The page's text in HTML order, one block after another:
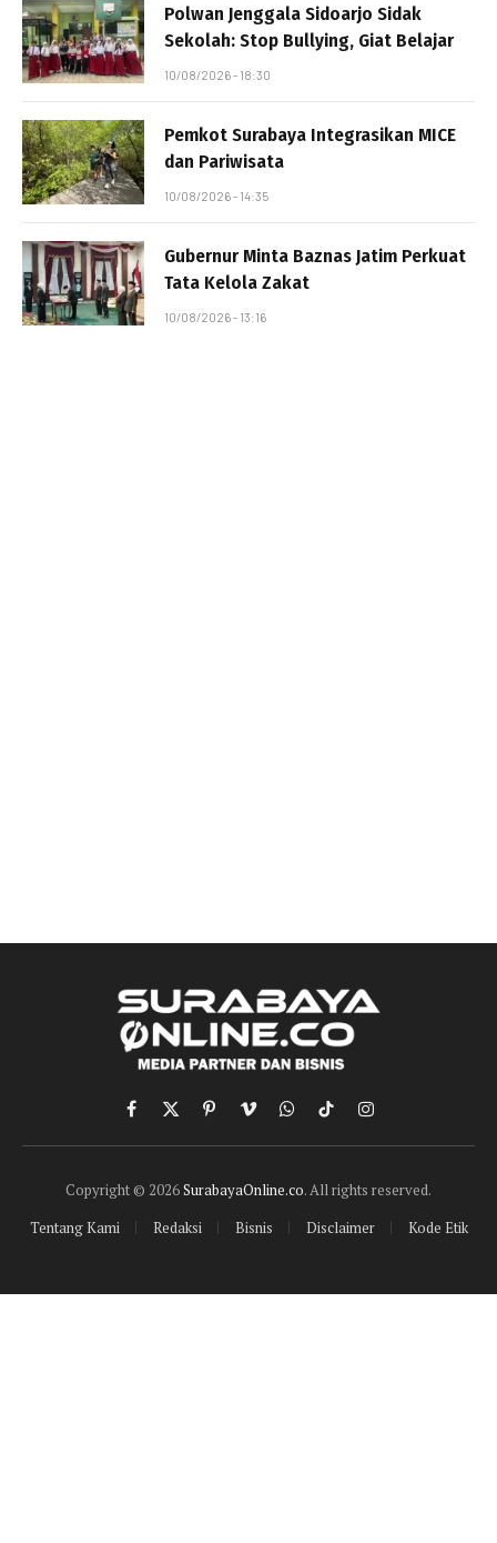
Polwan Jenggala Sidoarjo Sidak
Sekolah: Stop Bullying, Giat Belajar
10/08/2026 - 18:30
Pemkot Surabaya Integrasikan MICE
dan Pariwisata
10/08/2026 - 14:35
Gubernur Minta Baznas Jatim Perkuat
Tata Kelola Zakat
10/08/2026 - 13:16
Facebook
X
(Twitter)
PinterestVimeoWhatsApp
TikTokInstagram
Copyright © 2026SurabayaOnline.co. All rights reserved.
Tentang Kami
Redaksi Bisnis Disclaimer Kode Etik